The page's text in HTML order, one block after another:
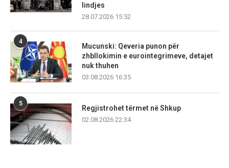
lindjes
28.07.2026 15:52
4
Mucunski: Qeveria punon për
zhbllokimin e eurointegrimeve, detajet
nuk thuhen
03.08.2026 16:35
5
Regjistrohet tërmet në Shkup
02.08.2026 22:34